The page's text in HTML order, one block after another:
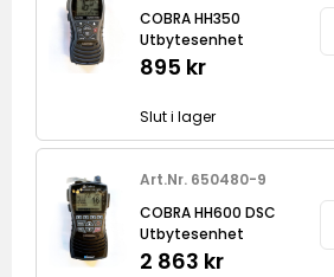
COBRA HH350
Utbytesenhet
895 kr
Slut i lager
Art.Nr. 650480-9
COBRA HH600 DSC
Utbytesenhet
2 863 kr